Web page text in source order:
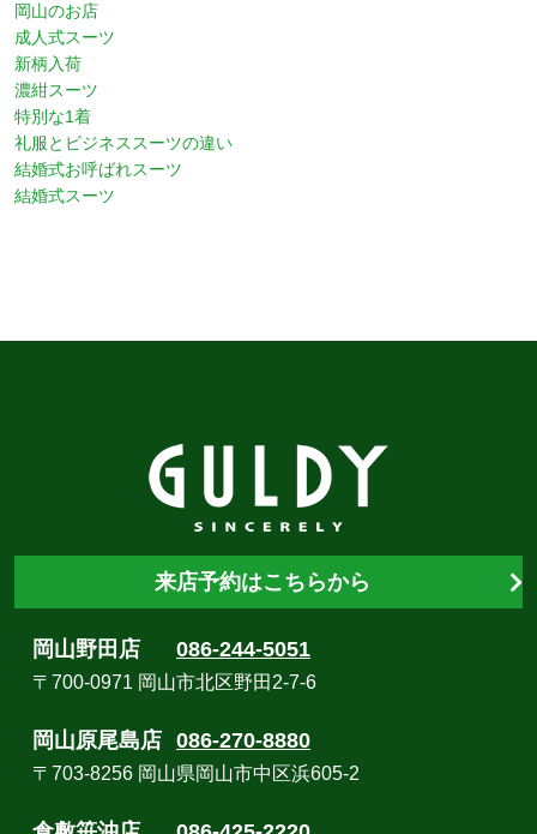
岡山のお店
成人式スーツ
新柄入荷
濃紺スーツ
特別な1着
礼服とビジネススーツの違い
結婚式お呼ばれスーツ
結婚式スーツ
来店予約はこちらから
岡山野田店 086-244-5051
〒700-0971 岡山市北区野田2-7-6
岡山原尾島店 086-270-8880
〒703-8256 岡山県岡山市中区浜605-2